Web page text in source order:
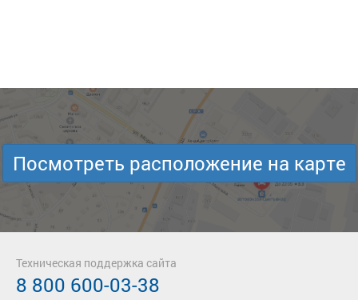
Посмотреть расположение на карте
Техническая поддержка сайта
8 800 600-03-38